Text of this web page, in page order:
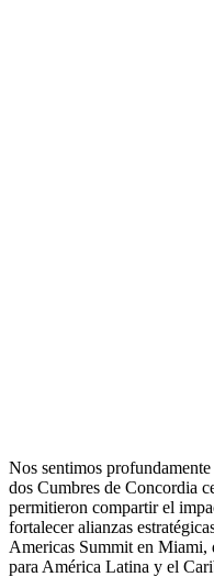
Nos sentimos
dos Cumbres de Concordia
permitieron compartir el
fortalecer alianzas
Americas Summit en Miami,
para América Latina y el